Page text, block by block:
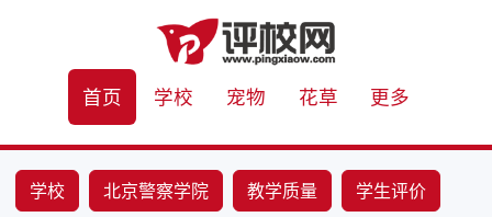
首页 学校 宠物 花草 更多
学校 北京警察学院 教学质量
学生评价